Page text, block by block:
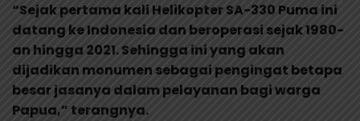
“Sejak pertama kali Helikopter SA-330 Puma ini
datang ke Indonesia dan beroperasi sejak 1980-
an hingga 2021. Sehingga ini yang akan
dijadikan monumen sebagai pengingat betapa
besar jasanya dalam pelayanan bagi warga
Papua,” terangnya.